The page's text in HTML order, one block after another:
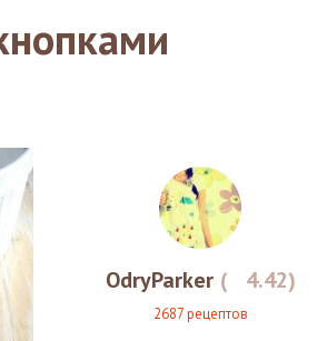
OdryParker ( 4.42)
2687 рецептов